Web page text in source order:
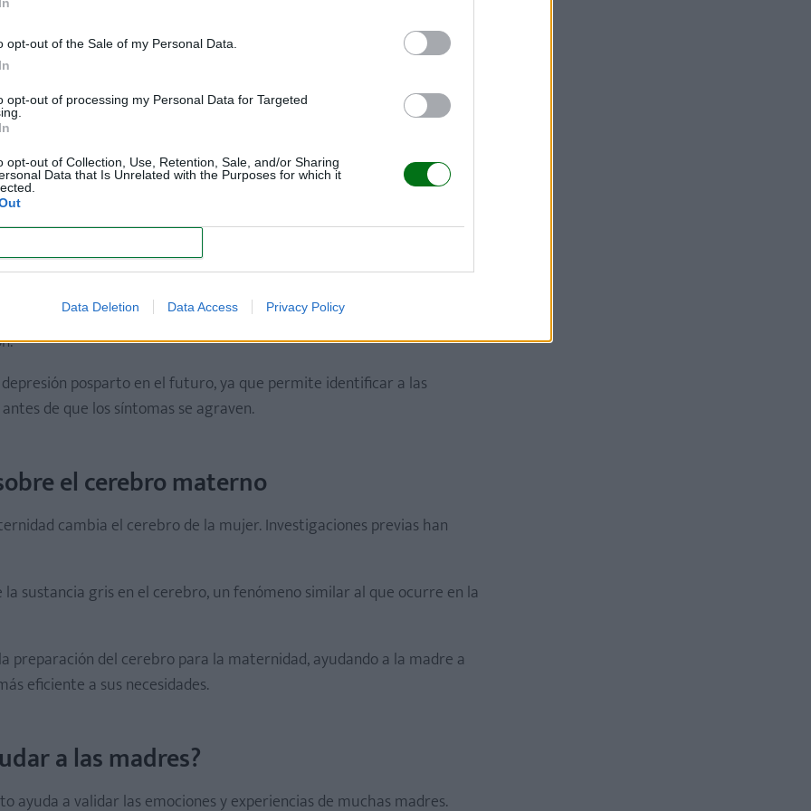
opt-out of the Sale of my Personal Data.
opt-out of processing my Personal Data for Targeted
opt-out of Collection, Use, Retention, Sale, and/or Sharing
Data that Is Unrelated with the Purposes for which it
Data Deletion Data Access Privacy Policy
a la manera en que las madres procesan emocionalmente su
también crece, especialmente en madres que atraviesan
muchas madres experimentan una mayor sensibilidad emocional
no son negativos, sino una forma de adaptación del cerebro
a un evento desafiante como el parto, el cerebro busca ajustar
posparto en el futuro, ya que permite identificar a las
de que los síntomas se agraven.
el cerebro materno
cambia el cerebro de la mujer. Investigaciones previas han
sustancia gris en el cerebro, un fenómeno similar al que ocurre en la
preparación del cerebro para la maternidad, ayudando a la madre a
eficiente a sus necesidades.
a las madres?
a validar las emociones y experiencias de muchas madres.